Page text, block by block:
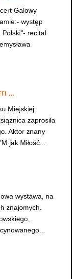
Galowy
występ
Polski"- recital
…
Miejskiej
zaprosiła
Aktor znany
jak Miłość...
wystawa, na
znajomych.